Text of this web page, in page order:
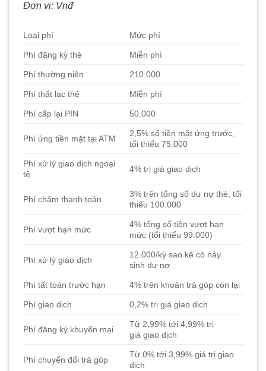
Đơn vị: Vnđ
Loại phí Mức phí
Phí đăng ký thẻ Miễn phí
Phí thường niên 210.000
Phí thất lạc thẻ Miễn phí
Phí cấp lại PIN 50.000
Phí ứng tiền mặt tại ATM
2,5% số tiền mặt ứng trước,
tối thiểu 75.000
Phí xử lý giao dịch ngoại
tệ
4% trị giá giao dịch
Phí chậm thanh toán
3% trên tổng số dư nợ thẻ, tối
thiểu 100.000
Phí vượt hạn mức
4% tổng số tiền vượt hạn
mức (tối thiểu 99.000)
Phí xử lý giao dịch
12.000/kỳ sao kê có nảy
sinh dư nợ
Phí tất toán trước hạn 4% trên khoản trả góp còn lại
Phí giao dịch 0,2% trị giá giao dịch
Phí đăng ký khuyến mại
Từ 2,99% tới 4,99% trị
giá giao dịch
Phí chuyển đổi trả góp
Từ 0% tới 3,99% giá trị giao
dịch